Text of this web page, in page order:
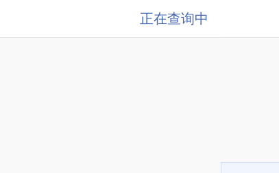
正在查询中